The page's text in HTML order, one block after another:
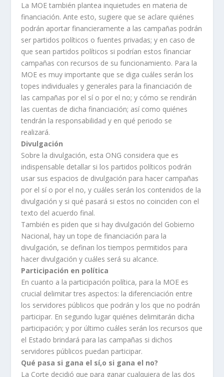
La MOE también plantea inquietudes en materia de
financiación. Ante esto, sugiere que se aclare quiénes
podrán aportar financieramente a las campañas podrán
ser partidos políticos o fuentes privadas; y en caso de
que sean partidos políticos si podrían estos financiar
campañas con recursos de su funcionamiento. Para la
MOE es muy importante que se diga cuáles serán los
topes individuales y generales para la financiación de
las campañas por el sí o por el no; y cómo se rendirán
las cuentas de dicha financiación; así como quiénes
tendrán la responsabilidad y en qué periodo se
realizará.
Divulgación
Sobre la divulgación, esta ONG considera que es
indispensable detallar si los partidos políticos podrán
usar sus espacios de divulgación para hacer campañas
por el sí o por el no, y cuáles serán los contenidos de la
divulgación y si qué pasará si estos no coinciden con el
texto del acuerdo final.
También es piden que si hay divulgación del Gobierno
Nacional, hay un tope de financiación para la
divulgación, se definan los tiempos permitidos para
hacer divulgación y cuáles será su alcance.
Participación en política
En cuanto a la participación política, para la MOE es
crucial delimitar tres aspectos: la diferenciación entre
los servidores públicos que podrán y los que no podrán
participar. En segundo lugar quiénes delimitarán dicha
participación; y por último cuáles serán los recursos que
el Estado brindará para las campañas si dichos
servidores públicos puedan participar.
Qué pasa si gana el sí,o si gana el no?
La Corte decidió que para ganar cualquiera de las dos